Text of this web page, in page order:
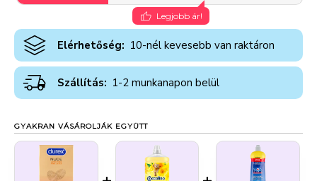
Legjobb ár!
Elérhetőség: 10-nél kevesebb van raktáron
Szállítás: 1-2 munkanapon belül
GYAKRAN VÁSÁROLJÁK EGYÜTT